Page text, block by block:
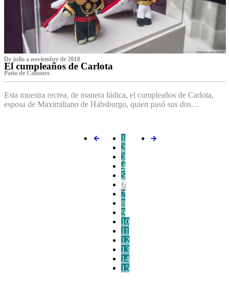
De julio a noviembre de 2018
El cumpleaños de Carlota
Patio de Cañones
Esta muestra recrea, de manera lúdica, el cumpleaños de Carlota,
esposa de Maximiliano de Habsburgo, quien pasó sus dos…
1
2
3
4
5
6
7
8
9
10
11
12
13
14
15